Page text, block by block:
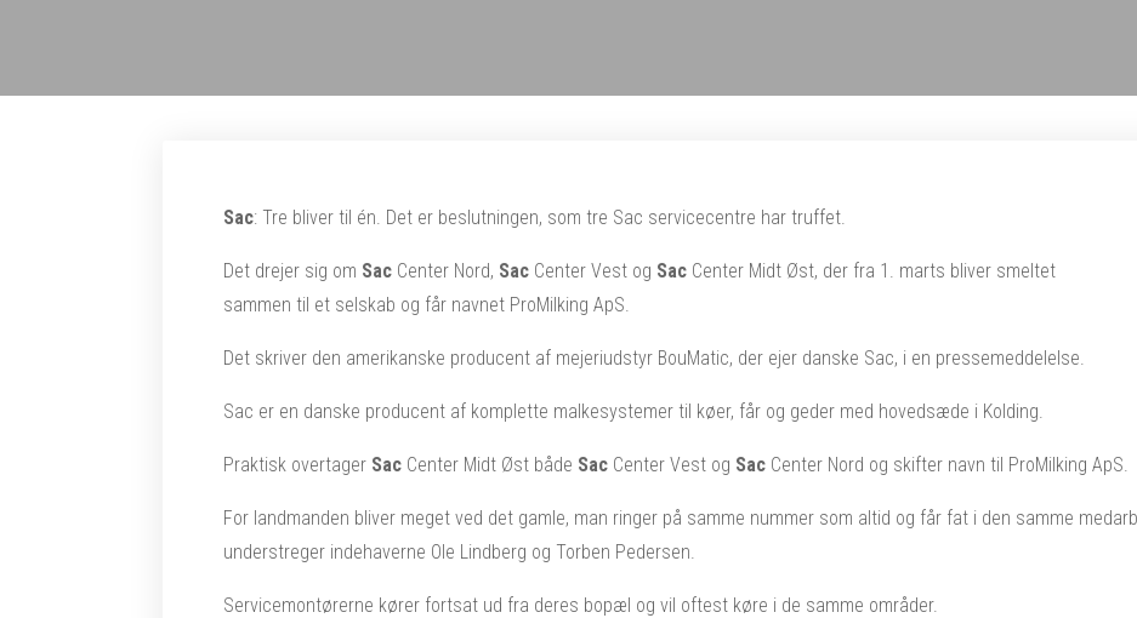
Sac: Tre bliver til én. Det er beslutningen, som tre Sac servicecentre har truffet.
Det drejer sig om Sac Center Nord, Sac Center Vest og Sac Center Midt Øst, der fra 1. marts bliver smeltet
sammen til et selskab og får navnet ProMilking ApS.
Det skriver den amerikanske producent af mejeriudstyr BouMatic, der ejer danske Sac, i en pressemeddelelse.
Sac er en danske producent af komplette malkesystemer til køer, får og geder med hovedsæde i Kolding.
Praktisk overtager Sac Center Midt Øst både Sac Center Vest og Sac Center Nord og skifter navn til ProMilking ApS.
For landmanden bliver meget ved det gamle, man ringer på samme nummer som altid og får fat i den samme
understreger indehaverne Ole Lindberg og Torben Pedersen.
Servicemontørerne kører fortsat ud fra deres bopæl og vil oftest køre i de samme områder.